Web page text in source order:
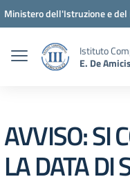
Vai ai contenuti
Vai al menu di navigazione
Vai al footer
Ministero dell'Istruzione e
Istituto
E. De Amicis
AVVISO: SI
LA DATA DI